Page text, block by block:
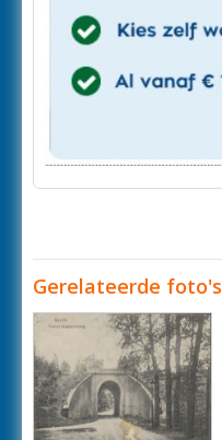
Gerelateerde foto's